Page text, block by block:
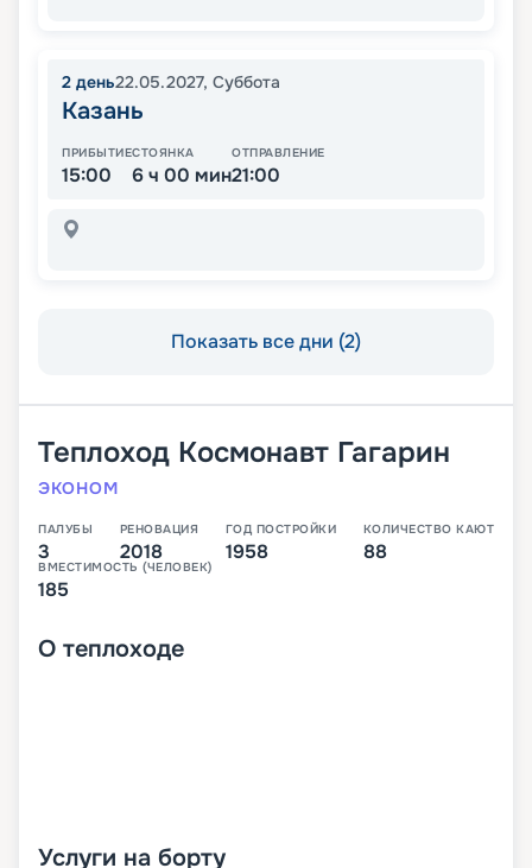
2 день22.05.2027, Суббота
Казань
ПРИБЫТИЕ
15:00
СТОЯНКА
6 ч 00 мин
ОТПРАВЛЕНИЕ
21:00
Показать все дни (2)
Теплоход Космонавт Гагарин
ЭКОНОМ
ПАЛУБЫ
3
РЕНОВАЦИЯ
2018
ГОД ПОСТРОЙКИ
1958
КОЛИЧЕСТВО КАЮТ
88
ВМЕСТИМОСТЬ (ЧЕЛОВЕК)
185
О теплоходе
Услуги на борту